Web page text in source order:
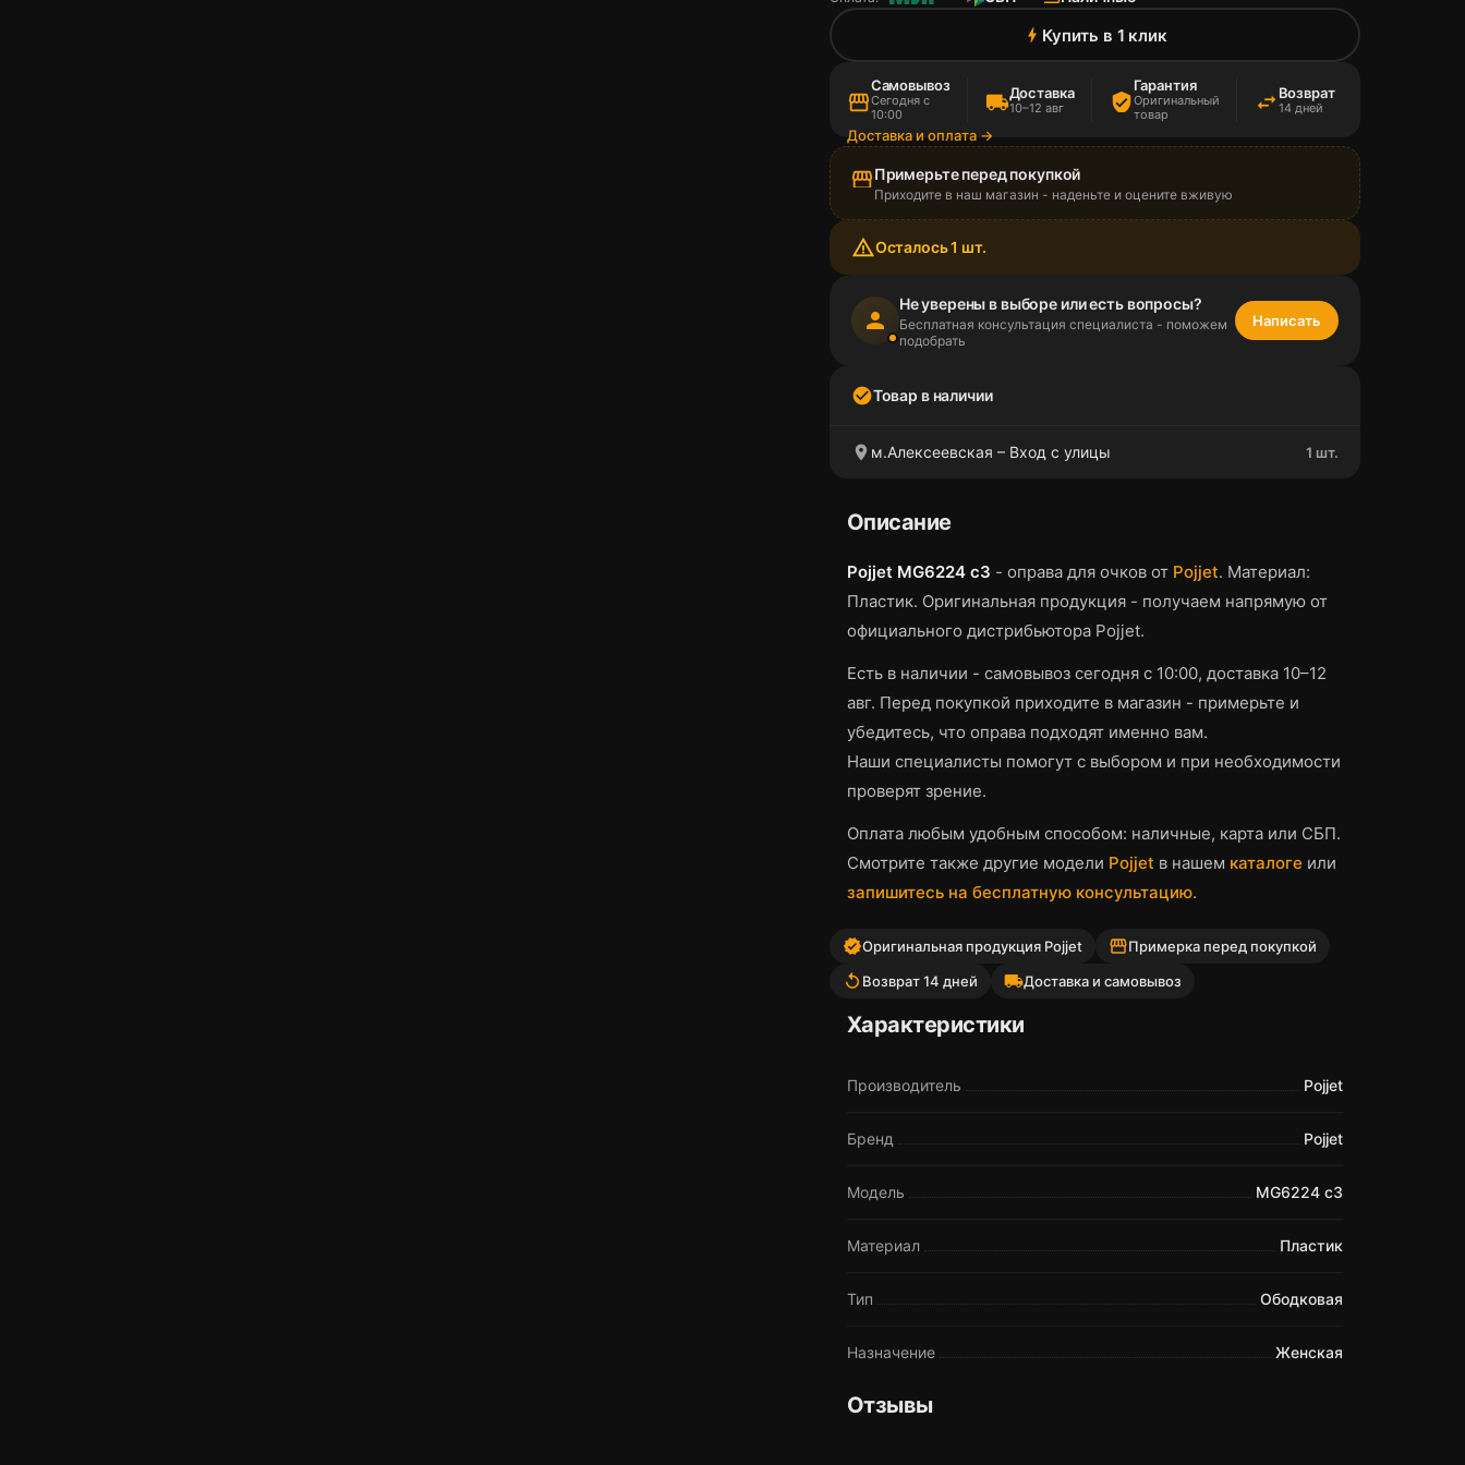
bolt Купить в 1 клик
storefront
Самовывоз
Сегодня с
10:00
local_shippingДоставка
10–12 авг verified_user
Гарантия
Оригинальный
товар
swap_horiz Возврат
14 дней
Доставка и оплата →
storefrontПримерьте перед покупкой
Приходите в наш магазин - наденьте и оцените вживую
warning_amberОсталось 1 шт.
person
Не уверены в выборе или есть вопросы?
Бесплатная консультация специалиста - поможем
подобрать
Написать
check_circleТовар в наличии
location_on м.Алексеевская – Вход с улицы 1 шт.
Описание
Pojjet MG6224 c3 - оправа для очковот Pojjet. Материал:
Пластик. Оригинальная продукция - получаем напрямую от
официального дистрибьютора Pojjet.
Есть в наличии - самовывоз сегодня с 10:00, доставка 10–12
авг. Перед покупкой приходите в магазин - примерьте и
убедитесь, что оправаподходят именно вам.
Наши специалисты помогут с выбором и при необходимости
проверят зрение.
Оплата любым удобным способом: наличные, карта или СБП.
Смотрите также другие модели Pojjet в нашем каталоге или
запишитесь на бесплатную консультацию.
verifiedОригинальная продукция Pojjet storefrontПримерка перед покупкой
replay Возврат 14 дней local_shippingДоставка и самовывоз
Характеристики
Производитель Pojjet
Бренд Pojjet
Модель MG6224 c3
Материал Пластик
Тип Ободковая
Назначение Женская
Отзывы